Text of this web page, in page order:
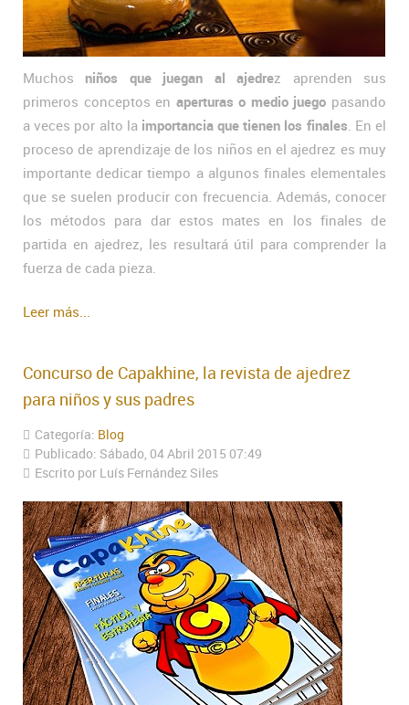
Muchos niños que juegan al ajedrez aprenden sus
primeros conceptos en aperturas o medio juego pasando
a veces por alto la importancia que tienen los finales . En el
proceso de aprendizaje de los niños en el ajedrez es muy
importante dedicar tiempo a algunos finales elementales
que se suelen producir con frecuencia. Además, conocer
los métodos para dar estos mates en los finales de
partida en ajedrez, les resultará útil para comprender la
fuerza de cada pieza.
Leer más...
Concurso de Capakhine, la revista de ajedrez
para niños y sus padres
Categoría: Blog
Publicado: Sábado, 04 Abril 2015 07:49
Escrito por Luís Fernández Siles